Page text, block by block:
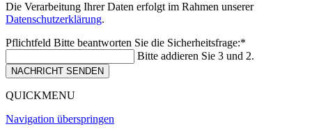
Die Verarbeitung Ihrer Daten erfolgt im Rahmen unserer
Datenschutzerklärung.
Pflichtfeld Bitte beantworten Sie die Sicherheitsfrage:*
Bitte addieren Sie 3 und 2.
NACHRICHT SENDEN
QUICKMENU
Navigation überspringen